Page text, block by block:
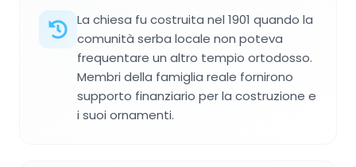
La chiesa fu costruita nel 1901 quando la
comunità serba locale non poteva
frequentare un altro tempio ortodosso.
Membri della famiglia reale fornirono
supporto finanziario per la costruzione e
i suoi ornamenti.